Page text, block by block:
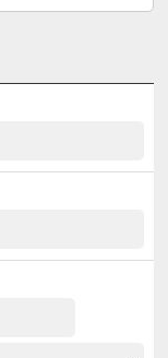
정보를 지체 없이 파기합
동안 보존합니다.
자택 전화번호, 자택 주